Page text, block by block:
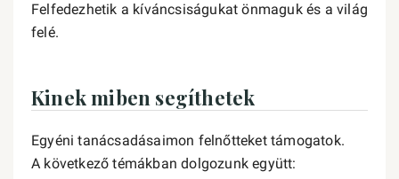
Felfedezhetik a kíváncsiságukat önmaguk és a világ
felé.
Kinek miben segíthetek
Egyéni tanácsadásaimon felnőtteket támogatok.
A következő témákban dolgozunk együtt: